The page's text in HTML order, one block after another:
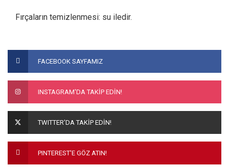
Fırçaların temizlenmesi: su iledir.
Bu ürüne ilk yorumu siz yapın!
Yorum Yaz
kullanarak tarafımıza iletebilirsiniz.
Görüş ve önerileriniz için teşekkür ederiz.
Ürün açıklamasında eksik bilgiler bulunuyor.
Ürün fiyatı diğer sitelerden daha pahalı.
Bu ürüne benzer farklı alternatifler olmalı.
FACEBOOK SAYFAMIZ
INSTAGRAM'DA TAKİP EDİN!
TWITTER'DA TAKİP EDİN!
PINTEREST'E GÖZ ATIN!